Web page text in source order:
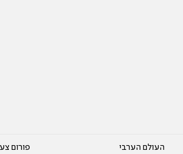
העולם הערבי
פורום